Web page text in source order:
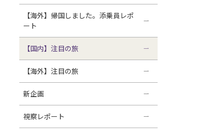
【海外】帰国しました。添乗員レポ
ート
【国内】注目の旅
【海外】注目の旅
新企画
視察レポート